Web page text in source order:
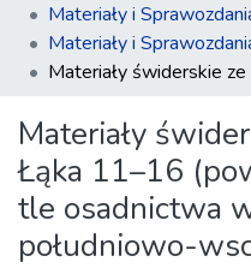
Materiały
Łąka 11–16
tle osadnictwa
południowo-